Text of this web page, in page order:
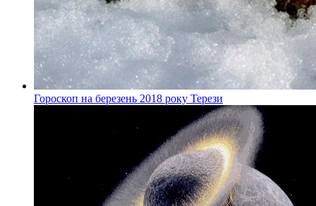
Гороскоп на березень 2018 року Терези